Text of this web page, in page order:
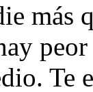
más
Te